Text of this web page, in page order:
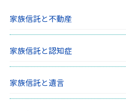
家族信託と不動産
家族信託と認知症
家族信託と遺言